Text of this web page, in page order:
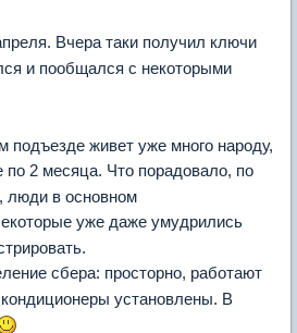
Вчера таки получил ключи
и пообщался с некоторыми
подъезде живет уже много народу,
по 2 месяца. Что порадовало, по
люди в основном
уже даже умудрились
сбера: просторно, работают
установлены. В